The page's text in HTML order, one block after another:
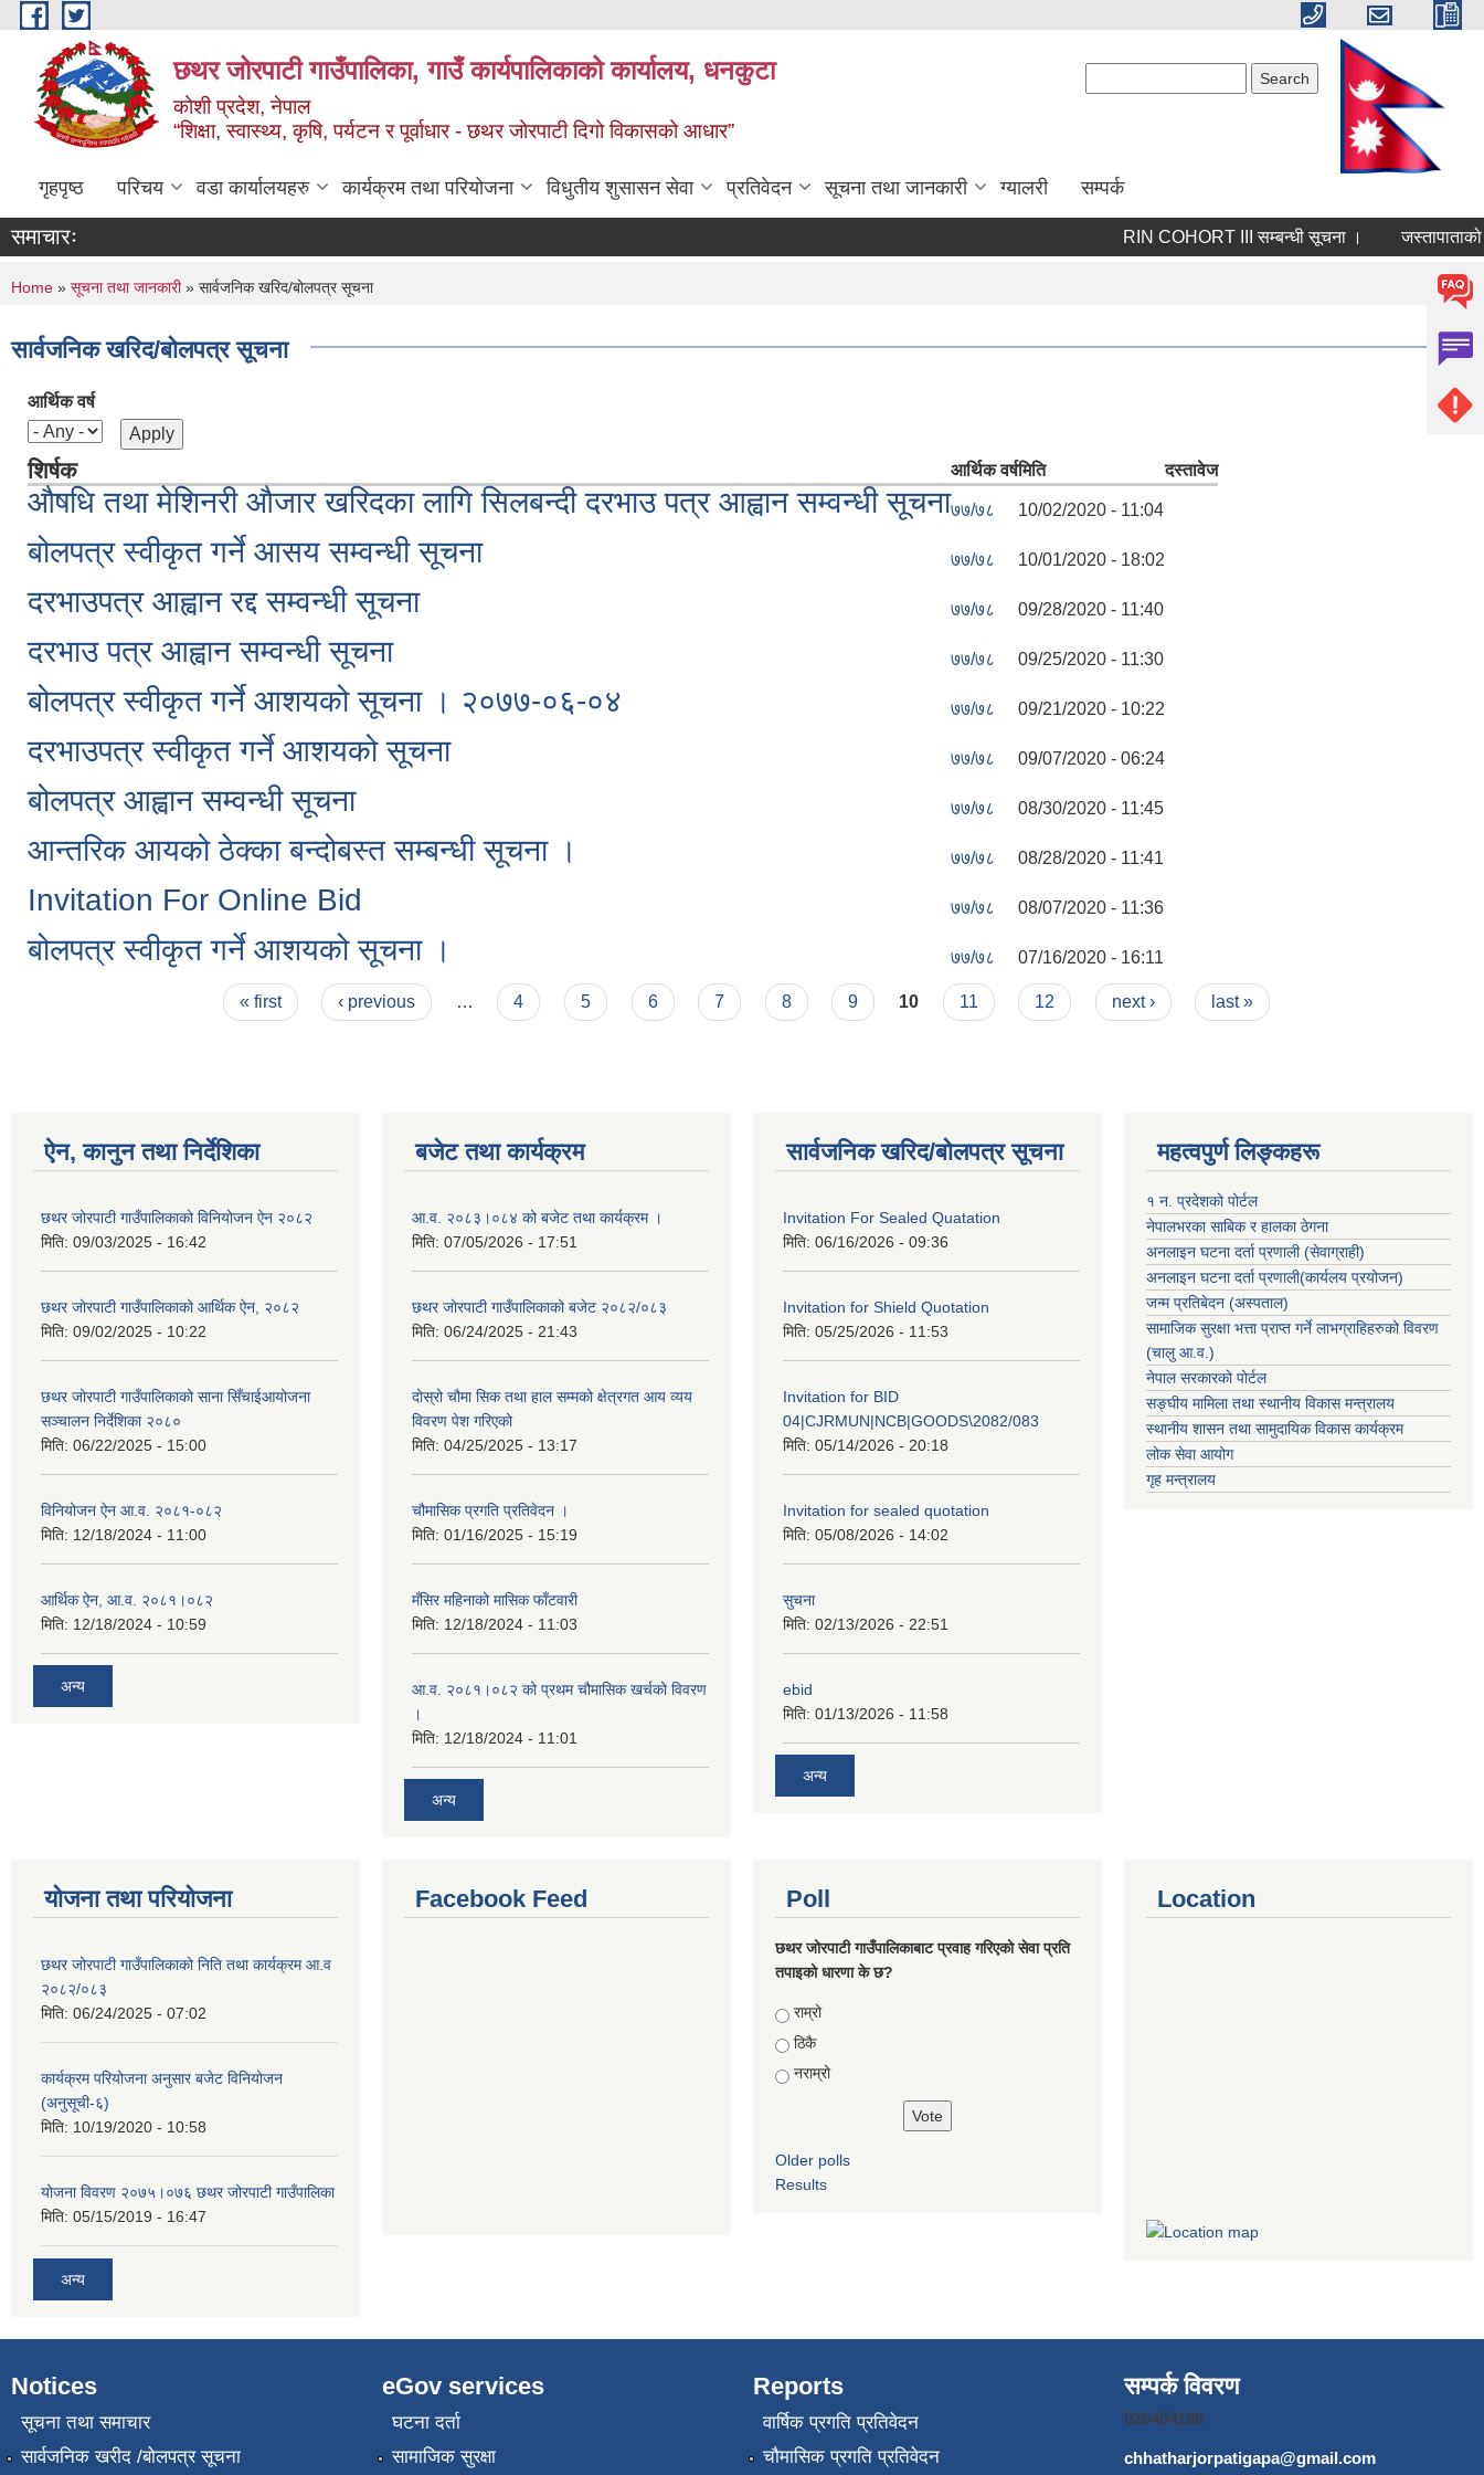
Skip to main content
छथर जोरपाटी गाउँपालिका, गाउँ कार्यपालिकाको कार्यालय, धनकुटा
कोशी प्रदेश, नेपाल
“शिक्षा, स्वास्थ्य, कृषि, पर्यटन र पूर्वाधार - छथर जोरपाटी दिगो विकासको आधार”
गृहपृष्ठ परिचय वडा कार्यालयहरु कार्यक्रम तथा परियोजना विधुतीय शुसासन सेवा प्रतिवेदन सूचना तथा जानकारी ग्यालरी सम्पर्क
समाचारः RIN COHORT III सम्बन्धी सूचना । जस्तापाताको
You are here
Home » सूचना तथा जानकारी» सार्वजनिक खरिद/बोलपत्र सूचना
सार्वजनिक खरिद/बोलपत्र सूचना
आर्थिक वर्ष
शिर्षक आर्थिक वर्षमिति दस्तावेज
औषधि तथा मेशिनरी औजार खरिदका लागि सिलबन्दी दरभाउ पत्र आह्वान सम्वन्धी सूचना७७/७८ 10/02/2020 - 11:04
बोलपत्र स्वीकृत गर्ने आसय सम्वन्धी सूचना ७७/७८ 10/01/2020 - 18:02
दरभाउपत्र आह्वान रद्द सम्वन्धी सूचना ७७/७८ 09/28/2020 - 11:40
दरभाउ पत्र आह्वान सम्वन्धी सूचना ७७/७८ 09/25/2020 - 11:30
बोलपत्र स्वीकृत गर्ने आशयको सूचना । २०७७-०६-०४ ७७/७८ 09/21/2020 - 10:22
दरभाउपत्र स्वीकृत गर्ने आशयको सूचना ७७/७८ 09/07/2020 - 06:24
बोलपत्र आह्वान सम्वन्धी सूचना ७७/७८ 08/30/2020 - 11:45
आन्तरिक आयको ठेक्का बन्दोबस्त सम्बन्धी सूचना । ७७/७८ 08/28/2020 - 11:41
Invitation For Online Bid ७७/७८ 08/07/2020 - 11:36
बोलपत्र स्वीकृत गर्ने आशयको सूचना । ७७/७८ 07/16/2020 - 16:11
« first ‹ previous … 4 5 6 7 8 9 10 11 12 next › last »
ऐन, कानुन तथा निर्देशिका
छथर जोरपाटी गाउँपालिकाको विनियोजन ऐन २०८२
मिति: 09/03/2025 - 16:42
छथर जोरपाटी गाउँपालिकाको आर्थिक ऐन, २०८२
मिति: 09/02/2025 - 10:22
छथर जोरपाटी गाउँपालिकाको साना सिँचाईआयोजना
सञ्चालन निर्देशिका २०८०
मिति: 06/22/2025 - 15:00
विनियोजन ऐन आ.व. २०८१-०८२
मिति: 12/18/2024 - 11:00
आर्थिक ऐन, आ.व. २०८१।०८२
मिति: 12/18/2024 - 10:59
अन्य
बजेट तथा कार्यक्रम
आ.व. २०८३।०८४ को बजेट तथा कार्यक्रम ।
मिति: 07/05/2026 - 17:51
छथर जोरपाटी गाउँपालिकाको बजेट २०८२/०८३
मिति: 06/24/2025 - 21:43
दोस्रो चौमा सिक तथा हाल सम्मको क्षेत्रगत आय व्यय
विवरण पेश गरिएको
मिति: 04/25/2025 - 13:17
चौमासिक प्रगति प्रतिवेदन ।
मिति: 01/16/2025 - 15:19
मँसिर महिनाको मासिक फाँटवारी
मिति: 12/18/2024 - 11:03
आ.व. २०८१।०८२ को प्रथम चौमासिक खर्चको विवरण
।
मिति: 12/18/2024 - 11:01
अन्य
सार्वजनिक खरिद/बोलपत्र सूचना
Invitation For Sealed Quatation
मिति: 06/16/2026 - 09:36
Invitation for Shield Quotation
मिति: 05/25/2026 - 11:53
Invitation for BID
04|CJRMUN|NCB|GOODS\2082/083
मिति: 05/14/2026 - 20:18
Invitation for sealed quotation
मिति: 05/08/2026 - 14:02
सुचना
मिति: 02/13/2026 - 22:51
ebid
मिति: 01/13/2026 - 11:58
अन्य
महत्वपुर्ण लिङ्कहरू
१ न. प्रदेशको पोर्टल
नेपालभरका साबिक र हालका ठेगना
अनलाइन घटना दर्ता प्रणाली (सेवाग्राही)
अनलाइन घटना दर्ता प्रणाली(कार्यलय प्रयोजन)
जन्म प्रतिबेदन (अस्पताल)
सामाजिक सुरक्षा भत्ता प्राप्त गर्ने लाभग्राहिहरुको विवरण
(चालु आ.व.)
नेपाल सरकारको पोर्टल
सङ्घीय मामिला तथा स्थानीय विकास मन्त्रालय
स्थानीय शासन तथा सामुदायिक विकास कार्यक्रम
लोक सेवा आयोग
गृह मन्त्रालय
योजना तथा परियोजना
छथर जोरपाटी गाउँपालिकाको निति तथा कार्यक्रम आ.व
२०८२/०८३
मिति: 06/24/2025 - 07:02
कार्यक्रम परियोजना अनुसार बजेट विनियोजन
(अनुसूची-६)
मिति: 10/19/2020 - 10:58
योजना विवरण २०७५।०७६ छथर जोरपाटी गाउँपालिका
मिति: 05/15/2019 - 16:47
अन्य
Facebook Feed Poll
छथर जोरपाटी गाउँपालिकाबाट प्रवाह गरिएको सेवा प्रति
तपाइको धारणा के छ?
Choices
राम्रो
ठिकै
नराम्रो
Older polls
Results
Location
Notices
सूचना तथा समाचार
सार्वजनिक खरीद /बोलपत्र सूचना
eGov services
घटना दर्ता
सामाजिक सुरक्षा
Reports
वार्षिक प्रगति प्रतिवेदन
चौमासिक प्रगति प्रतिवेदन
सम्पर्क विवरण
026404196
chhatharjorpatigapa@gmail.com